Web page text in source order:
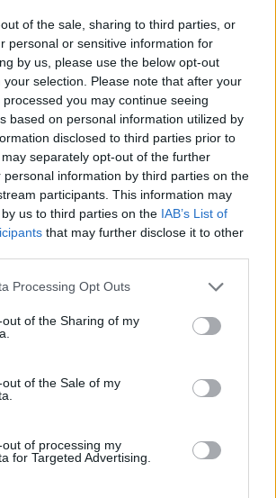
of the sale, sharing to third parties, or
personal or sensitive information for
by us, please use the below opt-out
selection. Please note that after your
you may continue seeing
based on personal information utilized by
disclosed to third parties prior to
separately opt-out of the further
personal information by third parties on the
participants. This information may
us to third parties on the IAB’s List of
that may further disclose it to other
website/app uses one or more Google
visit or usage behaviour. You may click to
to Google and its third-party tags to
specified purposes in below Google
Processing Opt Outs
of the Sharing of my
of the Sale of my
of processing my
for Targeted Advertising.
kaland lesz Pourchaire számára: „Ez a
lépése, és a legnagyobb lehetőség, amit
sorozatokban” – fogalmazott a
a még mindig csupán 22 éves francia. Az
száll be gyári csapattal a Formula-E a
a másik pilótájuk várhatóan a
már biztosan távozó Mitch Evans lesz.